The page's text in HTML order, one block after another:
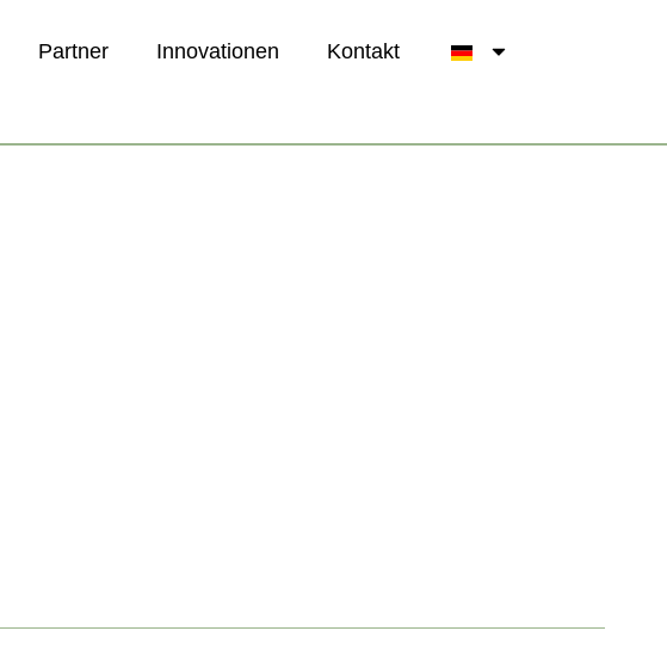
Partner Innovationen Kontakt